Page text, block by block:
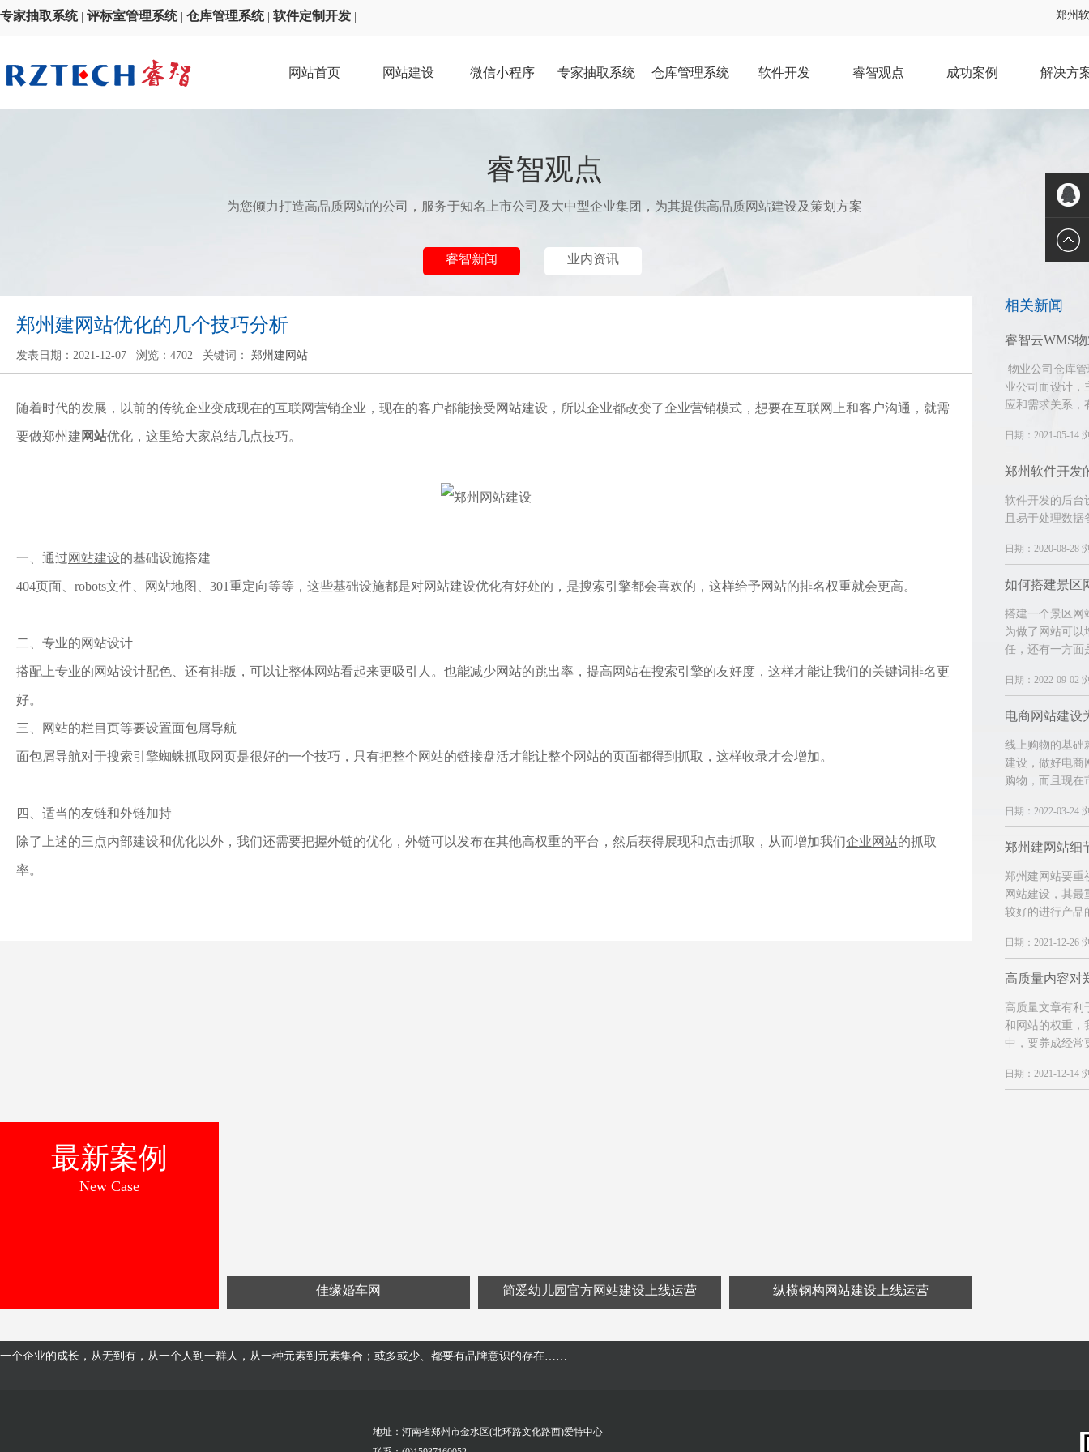
专家抽取系统| 评标室管理系统| 仓库管理系统| 软件定制开发 郑州
网站首页 网站建设 微信小程序 专家抽取系统 仓库管理系统 软件开发 睿智观点 成功案例 解决方
睿智观点
为您倾力打造高品质网站的公司，服务于知名上市公司及大中型企业集团，为其提供高品质网站建设及策划方案
睿智新闻 业内资讯
郑州建网站优化的几个技巧分析
发表日期：2021-12-07 浏览：4702 关键词： 郑州建网站
随着时代的发展，以前的传统企业变成现在的互联网营销企业，现在的客户都能接受网站建设，所以企业都改变了企业营销模式，想要在互联网上和客户沟通，就需
要做郑州建 网站优化，这里给大家总结几点技巧。
一、通过网站建设的基础设施搭建
404页面、robots文件、网站地图、301重定向等等，这些基础设施都是对网站建设优化有好处的，是搜索引擎都会喜欢的，这样给予网站的排名权重就会更高。
二、专业的网站设计
搭配上专业的网站设计配色、还有排版，可以让整体网站看起来更吸引人。也能减少网站的跳出率，提高网站在搜索引擎的友好度，这样才能让我们的关键词排名更
好。
三、网站的栏目页等要设置面包屑导航
面包屑导航对于搜索引擎蜘蛛抓取网页是很好的一个技巧，只有把整个网站的链接盘活才能让整个网站的页面都得到抓取，这样收录才会增加。
四、适当的友链和外链加持
除了上述的三点内部建设和优化以外，我们还需要把握外链的优化，外链可以发布在其他高权重的平台，然后获得展现和点击抓取，从而增加我们企业网站的抓取
率。
相关新闻
物业公司仓库
业公司而设计，
应和需求关系，
日期：2021-05-14
软件开发的后台
且易于处理数
日期：2020-08-28
如何搭建景区
搭建一个景区网
为做了网站可以
任，还有一方面
日期：2022-09-02
电商网站建设
线上购物的基础
建设，做好电商
购物，而且现在
日期：2022-03-24
郑州建网站细
郑州建网站要重
网站建设，其最
较好的进行产品
日期：2021-12-26
高质量文章有利
和网站的权重，
中，要养成经常
日期：2021-12-14
最新案例
New Case
佳缘婚车网 简爱幼儿园官方网站建设上线运营 纵横钢构网站建设上线运营
QQ客服
一个企业的成长，从无到有，从一个人到一群人，从一种元素到元素集合；或多或少、都要有品牌意识的存在……
地址：河南省郑州市金水区(北环路文化路西)爱特中心